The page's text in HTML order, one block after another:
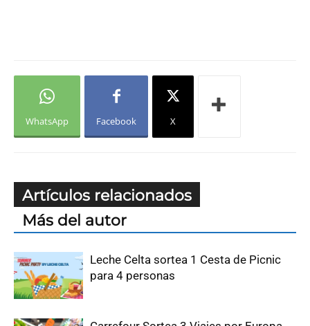
WhatsApp Facebook X
Artículos relacionados
Más del autor
Leche Celta sortea 1 Cesta de Picnic
para 4 personas